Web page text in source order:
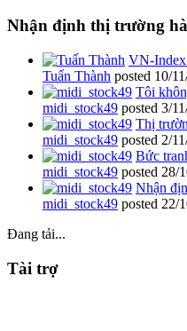
Nhận định thị trường
VN-Index
Tuấn Thành posted 10/
Tôi
midi_stock49 posted 3/
Thị
midi_stock49 posted 2/
Bức
midi_stock49 posted 28/
Nhận
midi_stock49 posted 22/
Đang tải...
Tài trợ